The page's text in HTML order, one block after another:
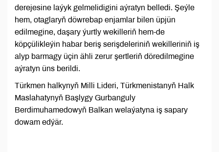
derejesine laýyk gelmelidigini aýratyn belledi. Şeýle
hem, otaglaryň döwrebap enjamlar bilen üpjün
edilmegine, daşary ýurtly wekilleriň hem-de
köpçülikleýin habar beriş serişdeleriniň wekilleriniň iş
alyp barmagy üçin ähli zerur şertleriň döredilmegine
aýratyn üns berildi.
Türkmen halkynyň Milli Lideri, Türkmenistanyň Halk
Maslahatynyň Başlygy Gurbanguly
Berdimuhamedowyň Balkan welaýatyna iş sapary
dowam edýär.